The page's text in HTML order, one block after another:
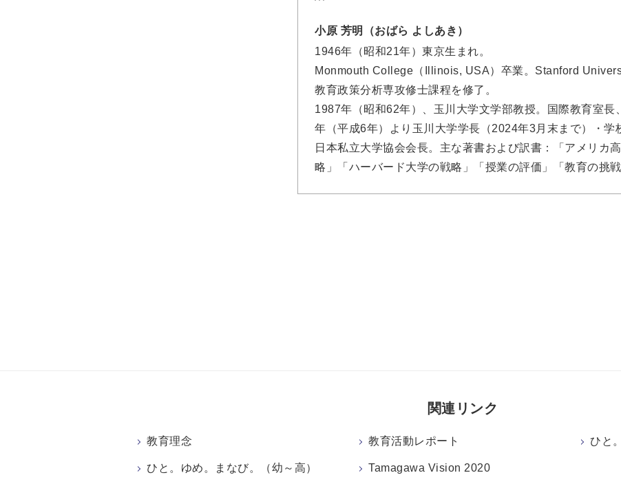
小原 芳明（おばら よしあき）
1946年（昭和21年）東京生まれ。
Monmouth College（Illinois, USA）卒業。Stanford
教育政策分析専攻修士課程を修了。
1987年（昭和62年）、玉川大学文学部教授。国際教育室
年（平成6年）より玉川大学学長（2024年3月末まで）・学
日本私立大学協会会長。主な著書および訳書：「アメリカ
略」「ハーバード大学の戦略」「授業の評価」「教育の挑戦
関連リンク
教育理念 教育活動レポート ひと
ひと。ゆめ。まなび。（幼～高） Tamagawa Vision 2020